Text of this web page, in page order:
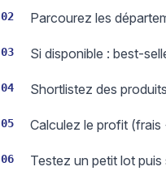
02 Parcourez les
03 Si disponible : best-
04 Shortlistez des
05 Calculez le profit (frais
06 Testez un petit lot